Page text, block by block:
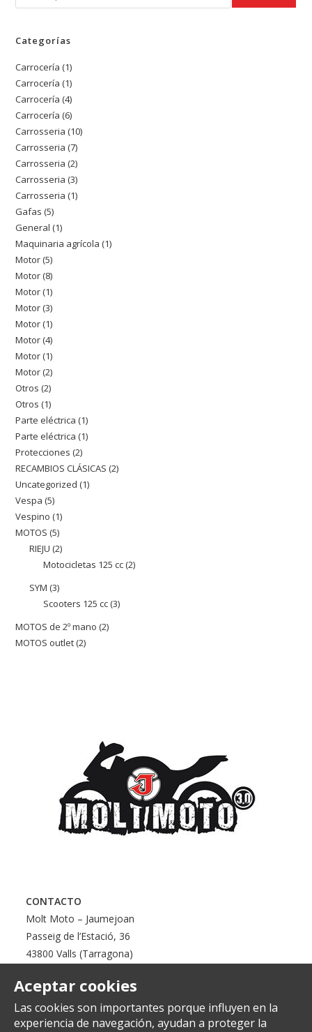
Categorías
Carrocería 11
producto
Carrocería 11
producto
Carrocería 44
productos
Carrocería 66
productos
Carrosseria 1010
Carrosseria 77
productos
Carrosseria 22
productos
Carrosseria 33
productos
Carrosseria 11
Gafas 55
productos
General 11
producto
Maquinaria agrícola 11
Motor 55
productos
Motor 88
productos
Motor 11
producto
Motor 33
productos
Motor 11
producto
Motor 44
productos
Motor 11
producto
Motor 22
productos
Otros 22
productos
Otros 11
producto
Parte eléctrica 11
producto
Parte eléctrica 11
Protecciones 22
productos
RECAMBIOS CLÁSICAS 22
Uncategorized 11
Vespa 55
productos
Vespino 11
MOTOS 55
productos
RIEJU 22
productos
Motocicletas 125 cc 22
SYM 33
productos
Scooters 125 cc 33
MOTOS de 2º mano 22
MOTOS outlet 22
Aceptar cookies
Las cookies son importantes porque influyen en la
experiencia de navegación, ayudan a proteger la
CONTACTO
Molt Moto – Jaumejoan
Passeig de l’Estació, 36
43800 Valls (Tarragona)